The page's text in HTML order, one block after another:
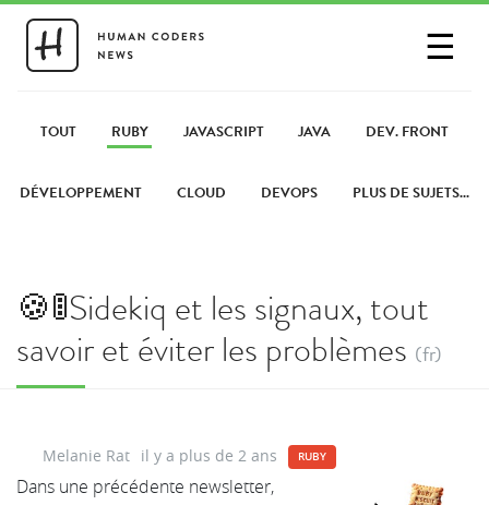
☰
PARTAGER UN LIEN
TOUT RUBY JAVASCRIPT JAVA DEV. FRONT
DÉVELOPPEMENT CLOUD DEVOPS PLUS DE SUJETS...
🍪🚦Sidekiq et les signaux, tout
savoir et éviter les problèmes (fr)
Melanie Rat il y a plus de 2 ans RUBY
Dans une précédente newsletter,